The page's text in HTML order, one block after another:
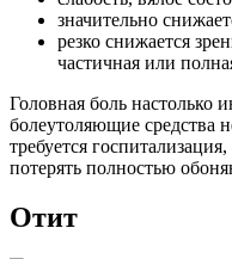
значительно
резко снижается
частичная или
Головная боль настолько
болеутоляющие средства
требуется
потерять полностью
Отит